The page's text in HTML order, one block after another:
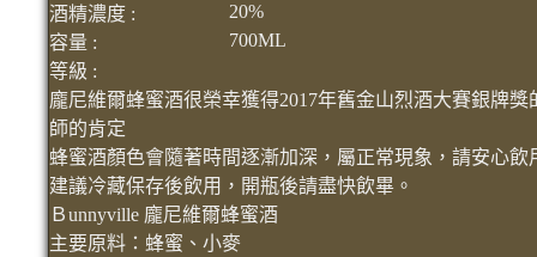
酒精濃度 :
20%
容量 :
700ML
等級 :
龐尼維爾蜂蜜酒很榮幸獲得2017年舊金山烈酒大賽銀牌
師的肯定
蜂蜜酒顏色會隨著時間逐漸加深，屬正常現象，請安心飲
建議冷藏保存後飲用，開瓶後請盡快飲畢。
Ｂunnyville 龐尼維爾蜂蜜酒
主要原料：蜂蜜、小麥